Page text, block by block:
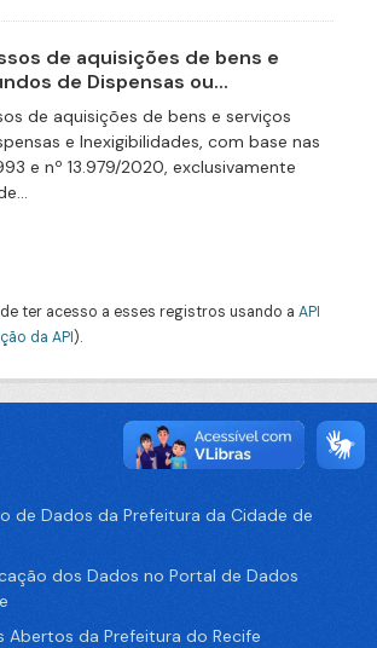
de aquisições de bens e
de Dispensas ou...
de aquisições de bens e serviços
e Inexigibilidades, com base nas
e nº 13.979/2020, exclusivamente
ter acesso a esses registros usando a API
da API).
de Dados da Prefeitura da Cidade de
dos Dados no Portal de Dados
Abertos da Prefeitura do Recife